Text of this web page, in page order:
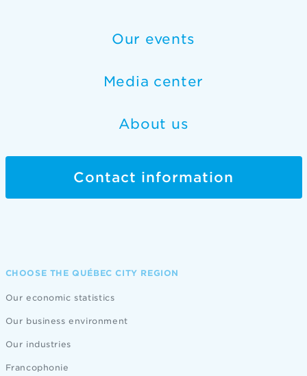
Our events
Media center
About us
Contact information
CHOOSE THE QUÉBEC CITY REGION
Our economic statistics
Our business environment
Our industries
Francophonie